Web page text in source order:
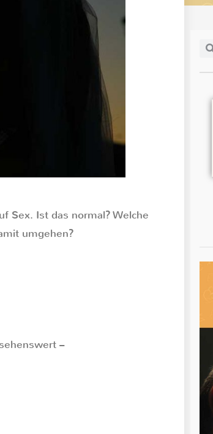
Sex. Ist das normal? Welche
umgehen?
–